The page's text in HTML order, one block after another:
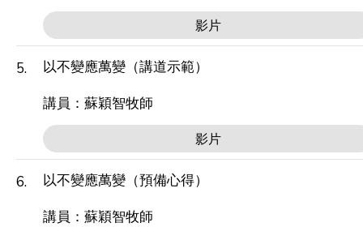
影片
5.
以不變應萬變（講道示範）
講員：蘇穎智牧師
影片
6.
以不變應萬變（預備心得）
講員：蘇穎智牧師